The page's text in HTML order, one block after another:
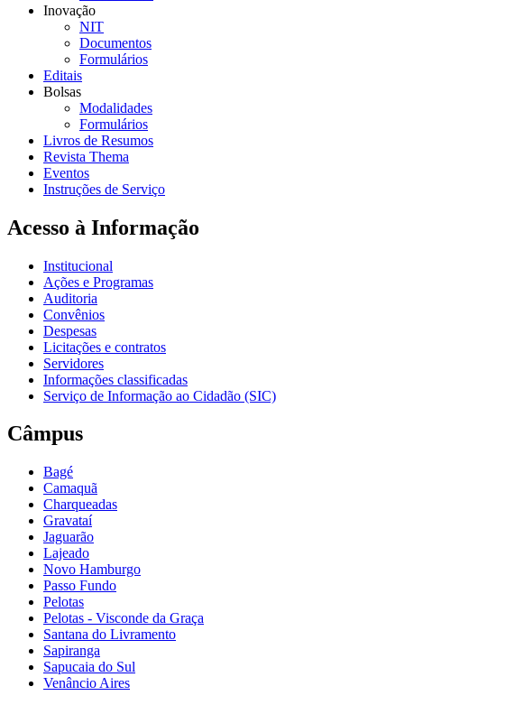
Inovação
NIT
Documentos
Formulários
Editais
Bolsas
Modalidades
Formulários
Livros de Resumos
Revista Thema
Eventos
Instruções de Serviço
Acesso à Informação
Institucional
Ações e Programas
Auditoria
Convênios
Despesas
Licitações e contratos
Servidores
Informações classificadas
Serviço de Informação ao Cidadão (SIC)
Câmpus
Bagé
Camaquã
Charqueadas
Gravataí
Jaguarão
Lajeado
Novo Hamburgo
Passo Fundo
Pelotas
Pelotas - Visconde da Graça
Santana do Livramento
Sapiranga
Sapucaia do Sul
Venâncio Aires